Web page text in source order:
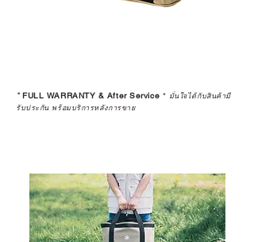
*FULL WARRANTY & After Service * มั่นใจได้กับสินค้ามี
รับประกัน พร้อมบริการหลังการขาย